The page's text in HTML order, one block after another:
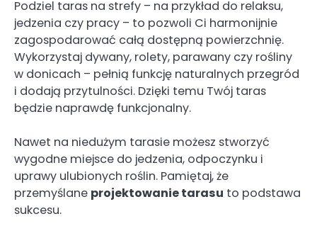
Podziel taras na strefy – na przykład do relaksu,
jedzenia czy pracy – to pozwoli Ci harmonijnie
zagospodarować całą dostępną powierzchnię.
Wykorzystaj dywany, rolety, parawany czy rośliny
w donicach – pełnią funkcję naturalnych przegród
i dodają przytulności. Dzięki temu Twój taras
będzie naprawdę funkcjonalny.
Nawet na niedużym tarasie możesz stworzyć
wygodne miejsce do jedzenia, odpoczynku i
uprawy ulubionych roślin. Pamiętaj, że
przemyślane projektowanie tarasu to podstawa
sukcesu.